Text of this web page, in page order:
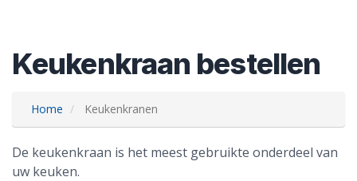
Keukenkraan bestellen
Home Keukenkranen
De keukenkraan is het meest gebruikte onderdeel van
uw keuken.